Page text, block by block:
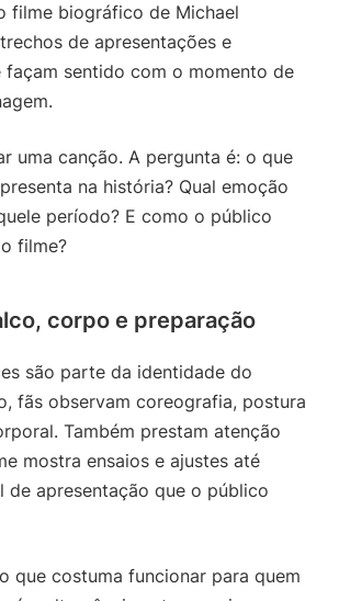
filme biográfico de Michael
de apresentações e
façam sentido com o momento de
uma canção. A pergunta é: o que
na história? Qual emoção
período? E como o público
filme?
corpo e preparação
são parte da identidade do
fãs observam coreografia, postura
Também prestam atenção
mostra ensaios e ajustes até
de apresentação que o público
que costuma funcionar para quem